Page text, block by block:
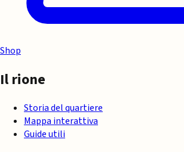
Shop
Il rione
Storia del quartiere
Mappa interattiva
Guide utili